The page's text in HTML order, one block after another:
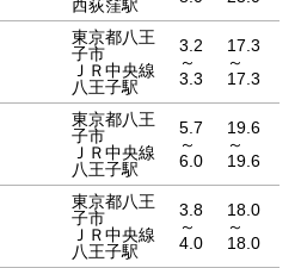
西荻窪駅
東京都八王
子市
ＪＲ中央線
八王子駅
3.2
～
3.3
17.3
～
17.3
東京都八王
子市
ＪＲ中央線
八王子駅
5.7
～
6.0
19.6
～
19.6
東京都八王
子市
ＪＲ中央線
八王子駅
3.8
～
4.0
18.0
～
18.0